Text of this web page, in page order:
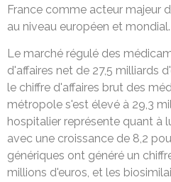
France comme acteur majeur
au niveau européen et mondial.
Le marché régulé des
d'affaires net de 27,5 milliards
le chiffre d'affaires brut des
métropole s'est élevé à 29,3
hospitalier représente quant à
avec une croissance de 8,2
génériques ont généré un
millions d'euros, et les